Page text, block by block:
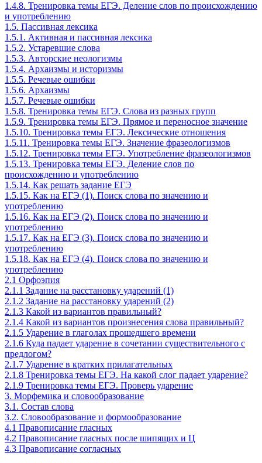
1.4.8. Тренировка темы ЕГЭ. Деление слов по происхождению
и употреблению
1.5. Пассивная лексика
1.5.1. Активная и пассивная лексика
1.5.2. Устаревшие слова
1.5.3. Авторские неологизмы
1.5.4. Архаизмы и историзмы
1.5.5. Речевые ошибки
1.5.6. Архаизмы
1.5.7. Речевые ошибки
1.5.8. Тренировка темы ЕГЭ. Слова из разных групп
1.5.9. Тренировка темы ЕГЭ. Прямое и переносное значение
1.5.10. Тренировка темы ЕГЭ. Лексические отношения
1.5.11. Тренировка темы ЕГЭ. Значение фразеологизмов
1.5.12. Тренировка темы ЕГЭ. Употребление фразеологизмов
1.5.13. Тренировка темы ЕГЭ. Деление слов по
происхождению и употреблению
1.5.14. Как решать задание ЕГЭ
1.5.15. Как на ЕГЭ (1). Поиск слова по значению и
употреблению
1.5.16. Как на ЕГЭ (2). Поиск слова по значению и
употреблению
1.5.17. Как на ЕГЭ (3). Поиск слова по значению и
употреблению
1.5.18. Как на ЕГЭ (4). Поиск слова по значению и
употреблению
2.1 Орфоэпия
2.1.1 Задание на расстановку ударений (1)
2.1.2 Задание на расстановку ударений (2)
2.1.3 Какой из вариантов правильный?
2.1.4 Какой из вариантов произнесения слова правильный?
2.1.5 Ударение в глаголах прошедшего времени
2.1.6 Куда падает ударение в сочетании существительного с
предлогом?
2.1.7 Ударение в кратких прилагательных
2.1.8 Тренировка темы ЕГЭ. На какой слог падает ударение?
2.1.9 Тренировка темы ЕГЭ. Проверь ударение
3. Морфемика и словообразование
3.1. Состав слова
3.2. Словообразование и формообразование
4.1 Правописание гласных
4.2 Правописание гласных после шипящих и Ц
4.3 Правописание согласных